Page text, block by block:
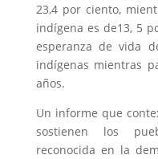
23,4 por ciento,
indígena es de13, 5
esperanza de vida
indígenas mientras
años.
Un informe que
sostienen los
reconocida en la